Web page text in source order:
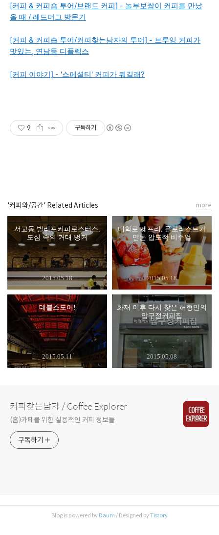
[커피 & 커피숍 투어/브랜드 커피] - 놀부보쌈이 커피를 만났
을 때 / 레드머그 방문기
[커피 & 커피숍 투어/커피찾는남자의 투어] - 브루잉 커피가
맛있는, 연남동 디플렉스
[커피 이야기] - '스페셜티' 커피가 뭐길래?
9 구독하기
'커피와/공간' Related Articles
서교동 빌리프커피로스터스,
도심 속의 거대 벙커
2015.05.18
대학로 제프리, 플로리스트가
만든 압도적 비주얼
2015.05.18
데블스도어!
2015.05.11
화재 이후 다시 찾은 허형만의
압구정커피집
2015.05.08
more
커피찾는남자 / Coffee Explorer
(홈)카페를 위한 실용적인 커피 정보들
구독하기
Blog is powered by Daum / Designed byTistory